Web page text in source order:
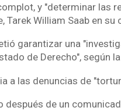
y "determinar las
William Saab en su
garantizar una
de Derecho", según la
a las denuncias de
después de un